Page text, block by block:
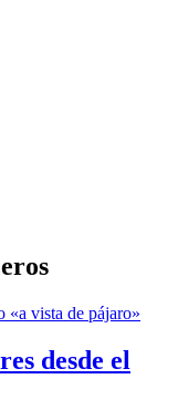
desde el